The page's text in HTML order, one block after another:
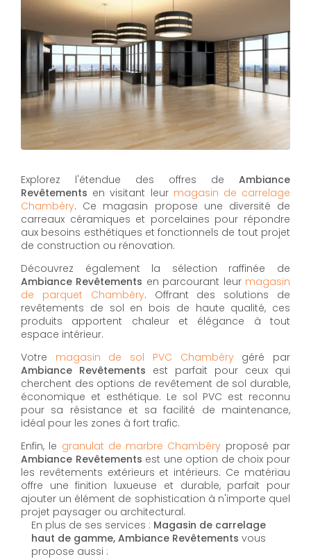
Explorez l'étendue des offres de Ambiance
Revêtements en visitant leur magasin de carrelage
Chambéry. Ce magasin propose une diversité de
carreaux céramiques et porcelaines pour répondre
aux besoins esthétiques et fonctionnels de tout projet
de construction ou rénovation.
Découvrez également la sélection raffinée de
Ambiance Revêtements en parcourant leur magasin
de parquet Chambéry. Offrant des solutions de
revêtements de sol en bois de haute qualité, ces
produits apportent chaleur et élégance à tout
espace intérieur.
Votre magasin de sol PVC Chambérygéré par
Ambiance Revêtements est parfait pour ceux qui
cherchent des options de revêtement de sol durable,
économique et esthétique. Le sol PVC est reconnu
pour sa résistance et sa facilité de maintenance,
idéal pour les zones à fort trafic.
Enfin, le granulat de marbre Chambéry proposé par
Ambiance Revêtements est une option de choix pour
les revêtements extérieurs et intérieurs. Ce matériau
offre une finition luxueuse et durable, parfait pour
ajouter un élément de sophistication à n'importe quel
projet paysager ou architectural.
En plus de ses services : Magasin de carrelage
haut de gamme, Ambiance Revêtements vous
propose aussi :